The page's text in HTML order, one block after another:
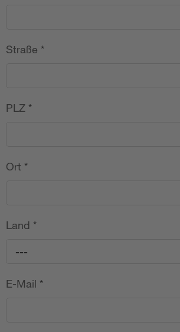
Straße *
PLZ *
Ort *
Land *
---
E-Mail *